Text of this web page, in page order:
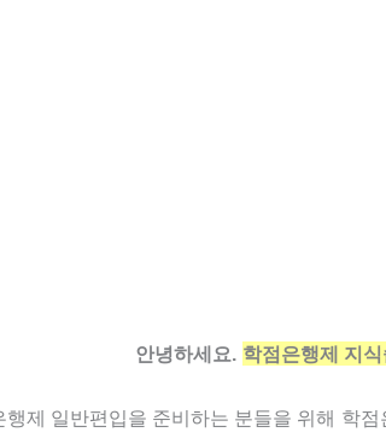
안녕하세요. 학점은행제 지
행제 일반편입을 준비하는 분들을 위해 학점